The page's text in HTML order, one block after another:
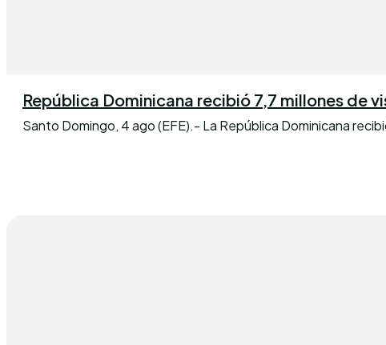
República Dominicana recibió 7,7 millones de
Santo Domingo, 4 ago (EFE).- La República Dominicana